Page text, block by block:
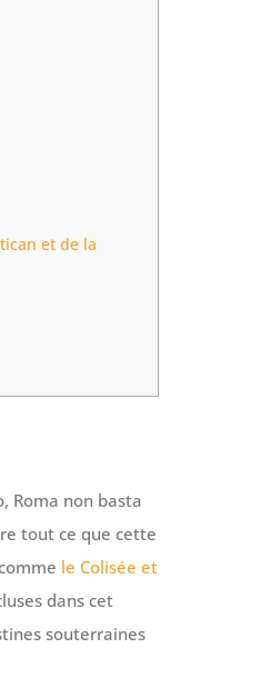
et de la
Roma non basta
tout ce que cette
le Colisée et
dans cet
souterraines